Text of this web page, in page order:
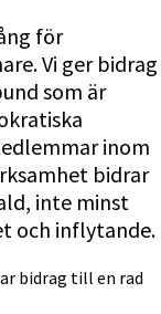
för
Vi ger bidrag
som är
inom
bidrar
inte minst
och inflytande.
bidrag till en rad